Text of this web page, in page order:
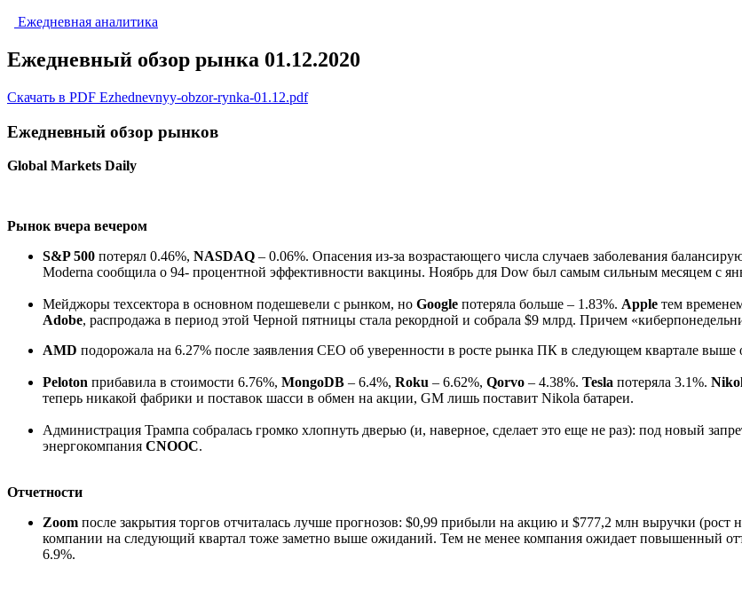
Ежедневная аналитика
Ежедневный обзор рынка 01.12.2020
Скачать в PDF Ezhednevnyy-obzor-rynka-01.12.pdf
Ежедневный обзор рынков
Global Markets Daily
Рынок вчера вечером
S&P 500 потерял 0.46%, NASDAQ – 0.06%. Опасения из-за возрастающего числа случаев заболевания
Moderna сообщила о 94- процентной эффективности вакцины. Ноябрь для Dow был самым сильным месяцем с
Мейджоры техсектора в основном подешевели с рынком, но Google потеряла больше – 1.83%. Apple тем
Adobe, распродажа в период этой Черной пятницы стала рекордной и собрала $9 млрд. Причем
AMD подорожала на 6.27% после заявления CEO об уверенности в росте рынка ПК в следующем квартале
Peloton прибавила в стоимости 6.76%, MongoDB – 6.4%, Roku – 6.62%, Qorvo – 4.38%. Tesla потеряла 3.1%.
теперь никакой фабрики и поставок шасси в обмен на акции, GM лишь поставит Nikola батареи.
Администрация Трампа собралась громко хлопнуть дверью (и, наверное, сделает это еще не раз): под новый
энергокомпания CNOOC.
Отчетности
Zoom после закрытия торгов отчиталась лучше прогнозов: $0,99 прибыли на акцию и $777,2 млн выручки (рост
компании на следующий квартал тоже заметно выше ожиданий. Тем не менее компания ожидает повышенный
6.9%.